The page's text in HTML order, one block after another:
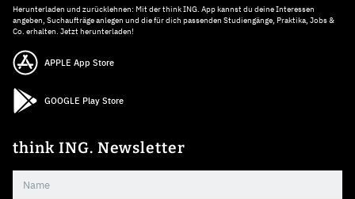
Herunterladen und zurücklehnen: Mit der think ING. App kannst du deine Interessen
angeben, Suchaufträge anlegen und die für dich passenden Studiengänge, Praktika, Jobs &
Co. erhalten. Jetzt herunterladen!
APPLE App Store
GOOGLE Play Store
think ING. Newsletter